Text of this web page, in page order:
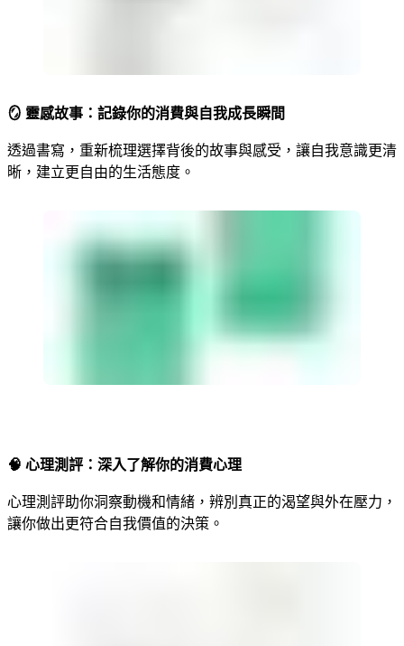
🪞 靈感故事：記錄你的消費與自我成長瞬間
透過書寫，重新梳理選擇背後的故事與感受，讓自我意識更清
晰，建立更自由的生活態度。
🧠 心理測評：深入了解你的消費心理
心理測評助你洞察動機和情緒，辨別真正的渴望與外在壓力，
讓你做出更符合自我價值的決策。